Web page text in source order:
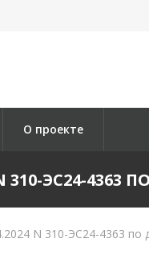
О проекте
ЭС24-4363
N 310-ЭС24-4363 по